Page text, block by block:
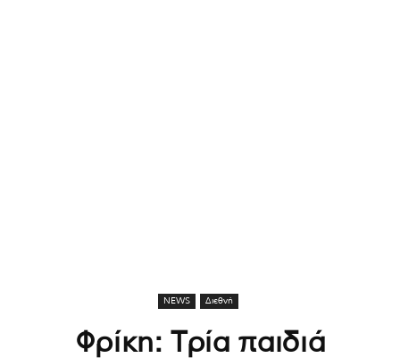
NEWS Διεθνή
Φρίκη: Τρία παιδιά